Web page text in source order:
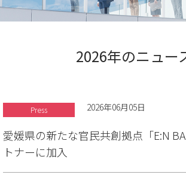
2026年のニュー
2026年06月05日
Press
愛媛県の新たな官⺠共創拠点「E:N
トナーに加入